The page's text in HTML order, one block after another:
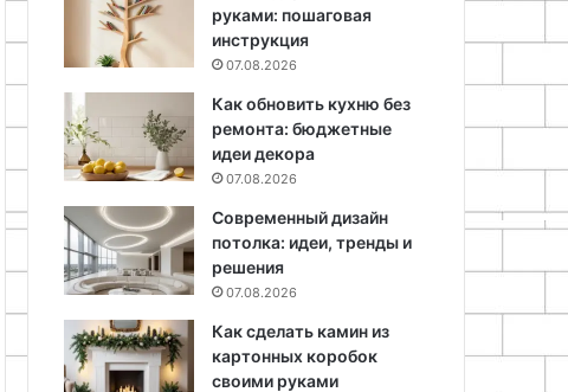
руками: пошаговая
инструкция
07.08.2026
Как обновить кухню без
ремонта: бюджетные
идеи декора
07.08.2026
Современный дизайн
потолка: идеи, тренды и
решения
07.08.2026
Как сделать камин из
картонных коробок
своими руками